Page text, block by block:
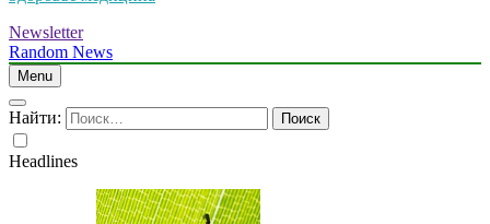
Newsletter
Random News
Menu
Найти:
Headlines